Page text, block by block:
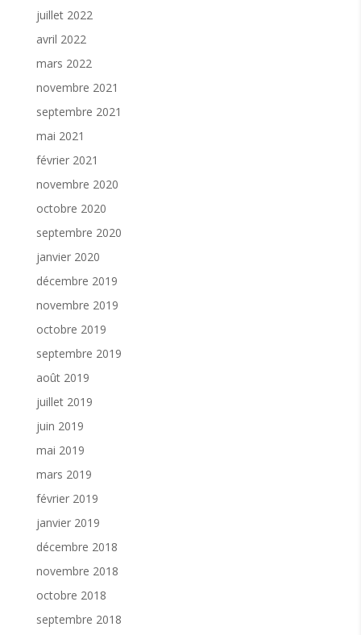
juillet 2022
avril 2022
mars 2022
novembre 2021
septembre 2021
mai 2021
février 2021
novembre 2020
octobre 2020
septembre 2020
janvier 2020
décembre 2019
novembre 2019
octobre 2019
septembre 2019
août 2019
juillet 2019
juin 2019
mai 2019
mars 2019
février 2019
janvier 2019
décembre 2018
novembre 2018
octobre 2018
septembre 2018